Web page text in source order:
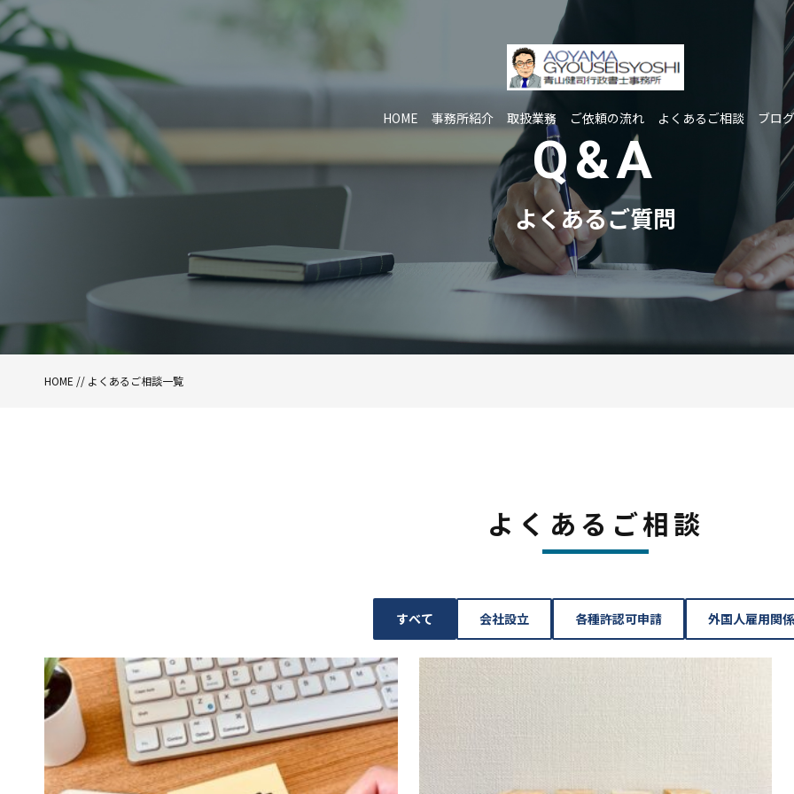
HOME 事務所紹介 取扱業務 ご依頼の流れ よくあるご相談 ブログ
Q&A
よくあるご質問
HOME // よくあるご相談一覧
よくあるご相談
すべて 会社設立 各種許認可申請 外国人雇用関係